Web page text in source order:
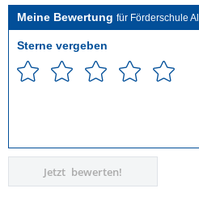
Meine Bewertung für Förderschule
Sterne vergeben
Jetzt bewerten!